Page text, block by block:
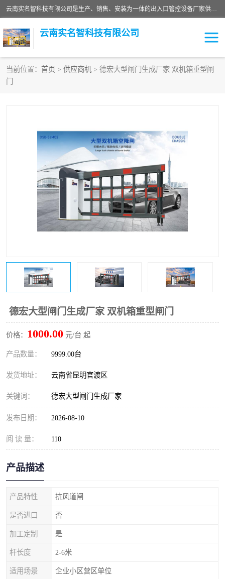
云南实名智科技有限公司是生产、销售、安装为一体的出入口管控设备厂家供应商。主营:电动伸缩门、道闸、广告道闸、重型空降闸、车牌识别、门禁通道、升降柱、岗亭、旗杆等智能设备。主营产品: 电动伸缩门,道闸门禁,车牌识别 生产、销售、安装为一体的出入口管控设备厂家源头供应商。
云南实名智科技有限公司
当前位置： 首页 > 供应商机 > 德宏大型闸门生成厂家 双机箱重型闸
门
德宏大型闸门生成厂家 双机箱重型闸门
价格： 1000.00 元/台 起
产品数量： 9999.00台
发货地址： 云南省昆明官渡区
关键词： 德宏大型闸门生成厂家
发布日期： 2026-08-10
阅 读 量： 110
产品描述
产品特性 抗风道闸
是否进口 否
加工定制 是
杆长度 2-6米
适用场景 企业小区营区单位
升降门系列 通道闸系列
小门系列